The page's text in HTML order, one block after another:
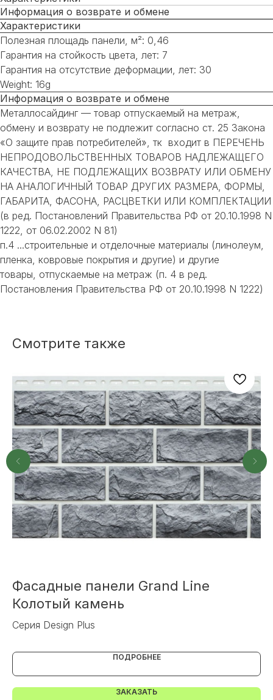
Информация о возврате и обмене
Характеристики
Полезная площадь панели, м²: 0,46
Гарантия на стойкость цвета, лет: 7
Гарантия на отсутствие деформации, лет: 30
Weight: 16g
Информация о возврате и обмене
Металлосайдинг — товар отпускаемый на метраж,
обмену и возврату не подлежит согласно ст. 25 Закона
«О защите прав потребителей», тк входит в ПЕРЕЧЕНЬ
НЕПРОДОВОЛЬСТВЕННЫХ ТОВАРОВ НАДЛЕЖАЩЕГО
КАЧЕСТВА, НЕ ПОДЛЕЖАЩИХ ВОЗВРАТУ ИЛИ ОБМЕНУ
НА АНАЛОГИЧНЫЙ ТОВАР ДРУГИХ РАЗМЕРА, ФОРМЫ,
ГАБАРИТА, ФАСОНА, РАСЦВЕТКИ ИЛИ КОМПЛЕКТАЦИИ
(в ред. Постановлений Правительства РФ от 20.10.1998 N
1222, от 06.02.2002 N 81)
п.4 ...строительные и отделочные материалы (линолеум,
пленка, ковровые покрытия и другие) и другие
товары, отпускаемые на метраж (п. 4 в ред.
Постановления Правительства РФ от 20.10.1998 N 1222)
Смотрите также
Фасадные панели Grand Line
Колотый камень
Серия Design Plus
ПОДРОБНЕЕ
ЗАКАЗАТЬ
ИЛИ НУЖНА ПОМОЩЬ
Наш менеджер готов ответить на
все вопросы. Свяжитесь по
телефону или заполните форму для
индивидуального подбора.
+7
ОТПРАВИТЬ